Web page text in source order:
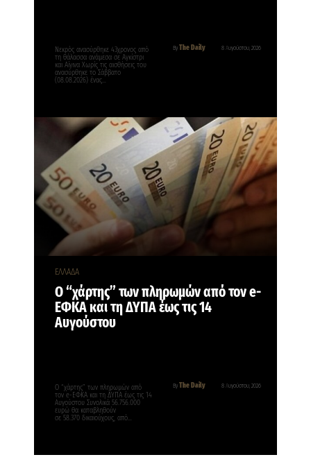
By The Daily 8 Αυγούστου, 2026
Νεκρός ανασύρθηκε 43χρονος από
τη θάλασσα ανάμεσα σε Αγκίστρι
και Αίγινα Χωρίς τις αισθήσεις του
ανασύρθηκε το Σάββατο
(08.08.2026) ένας…
ΕΛΛΑΔΑ
Ο “χάρτης” των πληρωμών από τον e-
ΕΦΚΑ και τη ΔΥΠΑ έως τις 14
Αυγούστου
By The Daily 8 Αυγούστου, 2026
Ο “χάρτης” των πληρωμών από
τον e-ΕΦΚΑ και τη ΔΥΠΑ έως τις 14
Αυγούστου Συνολικά 56.756.000
ευρώ θα καταβληθούν
σε 58.370 δικαιούχους, από…